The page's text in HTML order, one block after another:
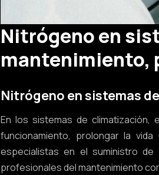
Nitrógeno en
mantenimiento,
Nitrógeno en sistemas
En los sistemas de
funcionamiento, prolongar la
especialistas en el suministro de
profesionales del mantenimiento